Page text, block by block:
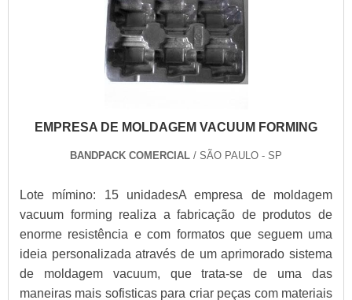
EMPRESA DE MOLDAGEM VACUUM FORMING
BANDPACK COMERCIAL / SÃO PAULO - SP
Lote mímino: 15 unidadesA empresa de moldagem
vacuum forming realiza a fabricação de produtos de
enorme resistência e com formatos que seguem uma
ideia personalizada através de um aprimorado sistema
de moldagem vacuum, que trata-se de uma das
maneiras mais sofisticas para criar peças com materiais